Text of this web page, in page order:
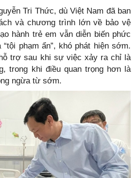
Tri Thức, dù Việt Nam đã ban
và chương trình lớn về bảo vệ
hành trẻ em vẫn diễn biến phức
phạm ẩn”, khó phát hiện sớm.
trợ sau khi sự việc xảy ra chỉ là
trong khi điều quan trọng hơn là
ngừa từ sớm.